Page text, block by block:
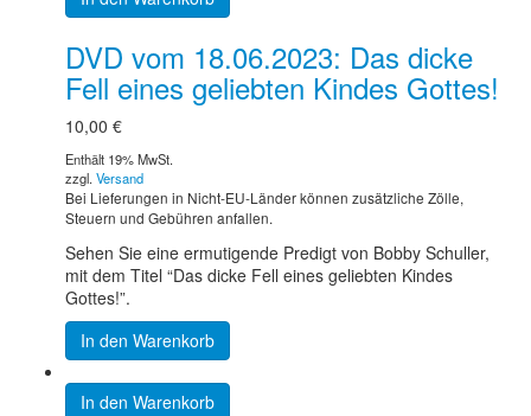
DVD vom 18.06.2023: Das dicke
Fell eines geliebten Kindes Gottes!
10,00 €
Enthält 19% MwSt.
zzgl.Versand
Bei Lieferungen in Nicht-EU-Länder können zusätzliche Zölle,
Steuern und Gebühren anfallen.
Sehen Sie eine ermutigende Predigt von Bobby Schuller,
mit dem Titel “Das dicke Fell eines geliebten Kindes
Gottes!”.
In den Warenkorb
In den Warenkorb